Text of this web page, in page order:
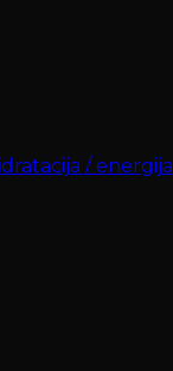
/ energija